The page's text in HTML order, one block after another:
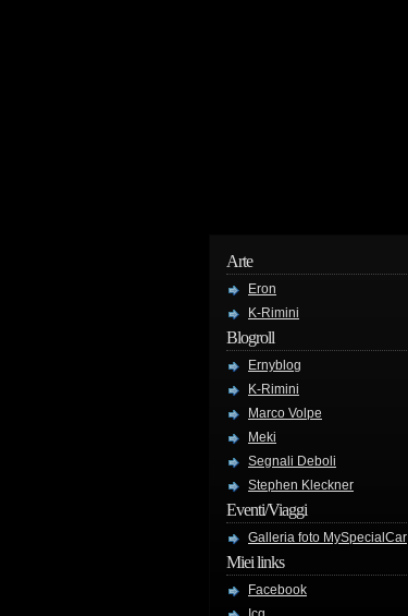
Arte
Eron
K-Rimini
Blogroll
Ernyblog
K-Rimini
Marco Volpe
Meki
Segnali Deboli
Stephen Kleckner
Eventi/Viaggi
Galleria foto MySpecialCar
Miei links
Facebook